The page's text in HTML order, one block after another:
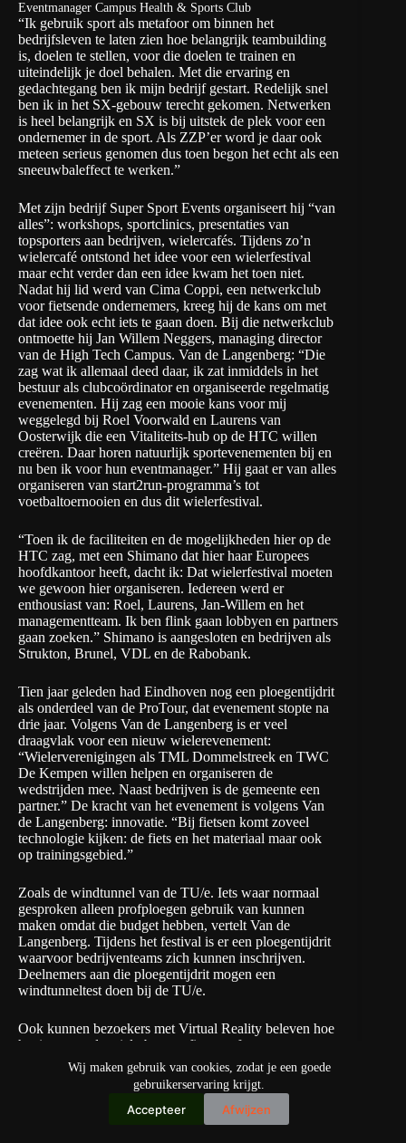
Wij maken gebruik van cookies, zodat je een goede
gebruikerservaring krijgt.
Accepteer Afwijzen
Eventmanager Campus Health & Sports Club
“Ik gebruik sport als metafoor om binnen het
bedrijfsleven te laten zien hoe belangrijk teambuilding
is, doelen te stellen, voor die doelen te trainen en
uiteindelijk je doel behalen. Met die ervaring en
gedachtegang ben ik mijn bedrijf gestart. Redelijk snel
ben ik in het SX-gebouw terecht gekomen. Netwerken
is heel belangrijk en SX is bij uitstek de plek voor een
ondernemer in de sport. Als ZZP’er word je daar ook
meteen serieus genomen dus toen begon het echt als een
sneeuwbaleffect te werken.”
Met zijn bedrijf Super Sport Events organiseert hij “van
alles”: workshops, sportclinics, presentaties van
topsporters aan bedrijven, wielercafés. Tijdens zo’n
wielercafé ontstond het idee voor een wielerfestival
maar echt verder dan een idee kwam het toen niet.
Nadat hij lid werd van Cima Coppi, een netwerkclub
voor fietsende ondernemers, kreeg hij de kans om met
dat idee ook echt iets te gaan doen. Bij die netwerkclub
ontmoette hij Jan Willem Neggers, managing director
van de High Tech Campus. Van de Langenberg: “Die
zag wat ik allemaal deed daar, ik zat inmiddels in het
bestuur als clubcoördinator en organiseerde regelmatig
evenementen. Hij zag een mooie kans voor mij
weggelegd bij Roel Voorwald en Laurens van
Oosterwijk die een Vitaliteits-hub op de HTC willen
creëren. Daar horen natuurlijk sportevenementen bij en
nu ben ik voor hun eventmanager.” Hij gaat er van alles
organiseren van start2run-programma’s tot
voetbaltoernooien en dus dit wielerfestival.
“Toen ik de faciliteiten en de mogelijkheden hier op de
HTC zag, met een Shimano dat hier haar Europees
hoofdkantoor heeft, dacht ik: Dat wielerfestival moeten
we gewoon hier organiseren. Iedereen werd er
enthousiast van: Roel, Laurens, Jan-Willem en het
managementteam. Ik ben flink gaan lobbyen en partners
gaan zoeken.” Shimano is aangesloten en bedrijven als
Strukton, Brunel, VDL en de Rabobank.
Tien jaar geleden had Eindhoven nog een ploegentijdrit
als onderdeel van de ProTour, dat evenement stopte na
drie jaar. Volgens Van de Langenberg is er veel
draagvlak voor een nieuw wielerevenement:
“Wielerverenigingen als TML Dommelstreek en TWC
De Kempen willen helpen en organiseren de
wedstrijden mee. Naast bedrijven is de gemeente een
partner.” De kracht van het evenement is volgens Van
de Langenberg: innovatie. “Bij fietsen komt zoveel
technologie kijken: de fiets en het materiaal maar ook
op trainingsgebied.”
Zoals de windtunnel van de TU/e. Iets waar normaal
gesproken alleen profploegen gebruik van kunnen
maken omdat die budget hebben, vertelt Van de
Langenberg. Tijdens het festival is er een ploegentijdrit
waarvoor bedrijventeams zich kunnen inschrijven.
Deelnemers aan die ploegentijdrit mogen een
windtunneltest doen bij de TU/e.
Ook kunnen bezoekers met Virtual Reality beleven hoe
het is om op de wielerbaan te fietsen of om mee te
strijden tijdens het criterium. Van de Langenberg speelt
zelfs met de gedachte om Roy van der Berg, een
BEAT Cycling Club, te laten fietsen tegen
de eBike Trefecta van VDL, die zo’n 70 kilometer per
man vs machine. “BEAT Cycling